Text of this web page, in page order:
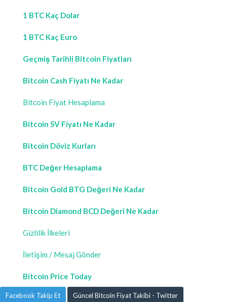
1 BTC Kaç Dolar
1 BTC Kaç Euro
Geçmiş Tarihli Bitcoin Fiyatları
Bitcoin Cash Fiyatı Ne Kadar
Bitcoin Fiyat Hesaplama
Bitcoin SV Fiyatı Ne Kadar
Bitcoin Döviz Kurları
BTC Değer Hesaplama
Bitcoin Gold BTG Değeri Ne Kadar
Bitcoin Diamond BCD Değeri Ne Kadar
Gizlilik İlkeleri
İletişim / Mesaj Gönder
Bitcoin Price Today
Facebook Takip Et Güncel Bitcoin Fiyat Takibi - Twitter